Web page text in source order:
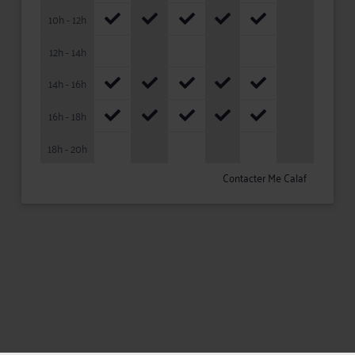
10h - 12h
12h - 14h
14h - 16h
16h - 18h
18h - 20h
Contacter Me Calaf